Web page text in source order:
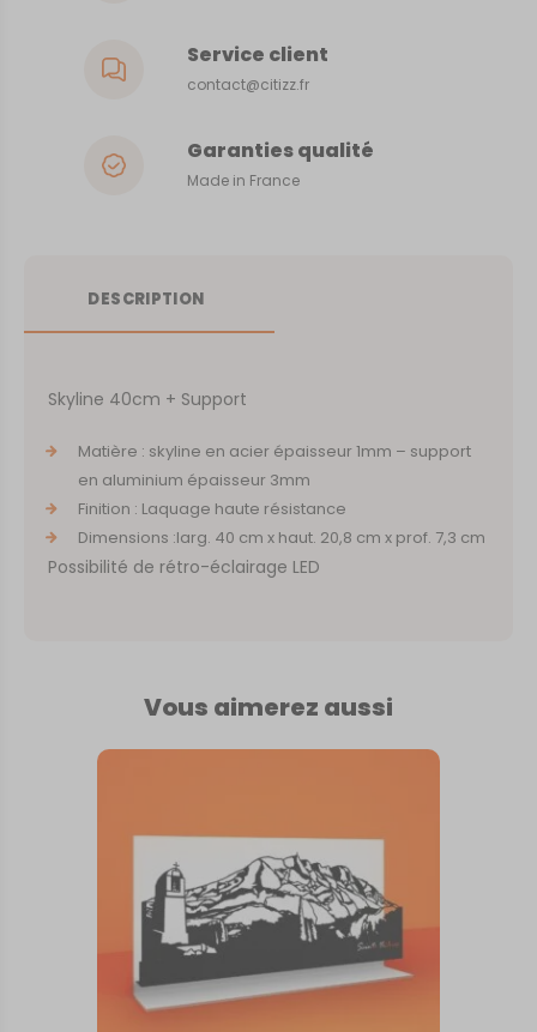
Service client
contact@citizz.fr
Garanties qualité
Made in France
DESCRIPTION
Skyline 40cm + Support
Matière : skyline en acier épaisseur 1mm – support
en aluminium épaisseur 3mm
Finition : Laquage haute résistance
Dimensions :larg. 40 cm x haut. 20,8 cm x prof. 7,3 cm
Possibilité de rétro-éclairage LED
Vous aimerez aussi